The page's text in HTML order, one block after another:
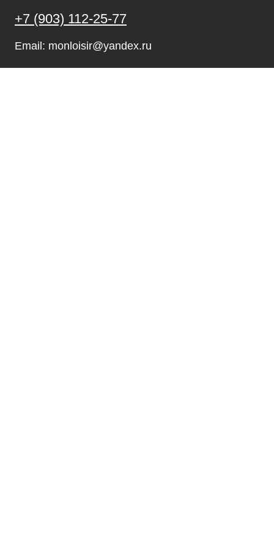
+7 (903) 112-25-77
Email: monloisir@yandex.ru